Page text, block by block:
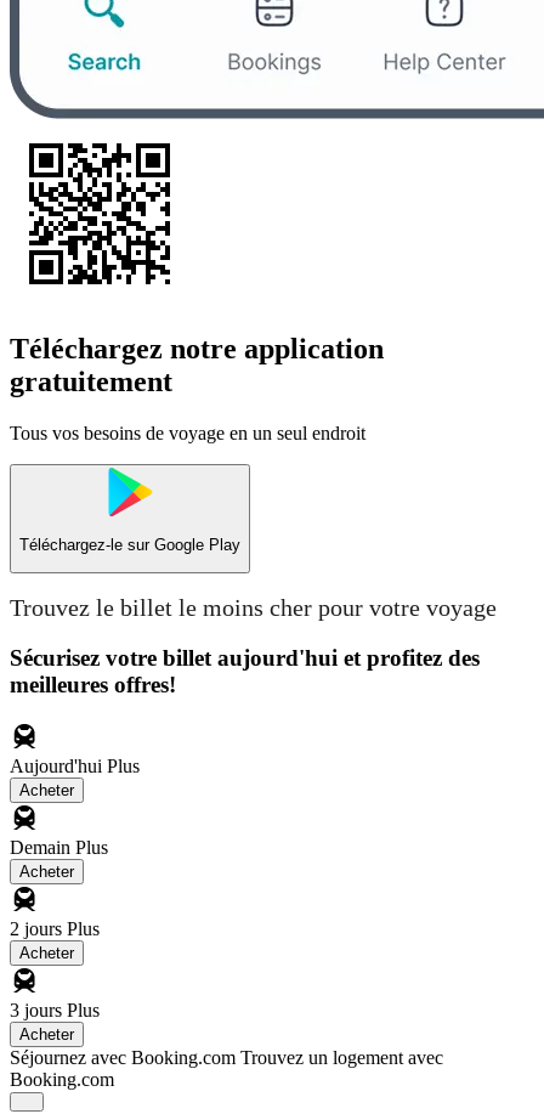
Téléchargez notre application
gratuitement
Tous vos besoins de voyage en un seul endroit
Téléchargez-le sur Google Play
Trouvez le billet le moins cher pour votre voyage
Sécurisez votre billet aujourd'hui et profitez des
meilleures offres!
Aujourd'hui Plus
Acheter
Demain Plus
Acheter
2 jours Plus
Acheter
3 jours Plus
Acheter
Séjournez avec Booking.com Trouvez un logement avec
Booking.com